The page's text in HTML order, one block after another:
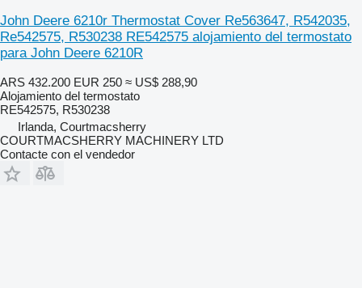
John Deere 6210r Thermostat Cover Re563647, R542035,
Re542575, R530238 RE542575 alojamiento del termostato
para John Deere 6210R
ARS 432.200 EUR 250 ≈ US$ 288,90
Alojamiento del termostato
RE542575, R530238
Irlanda, Courtmacsherry
COURTMACSHERRY MACHINERY LTD
Contacte con el vendedor